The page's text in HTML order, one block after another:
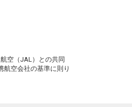
空（JAL）との共同
航空会社の基準に則り